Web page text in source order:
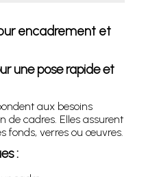
encadrement et
une pose rapide et
aux besoins
de cadres. Elles assurent
fonds, verres ou œuvres.
: